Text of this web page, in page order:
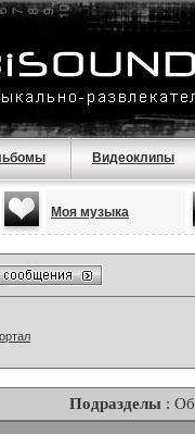
Видеоклипы
Моя музыка
Подразделы :